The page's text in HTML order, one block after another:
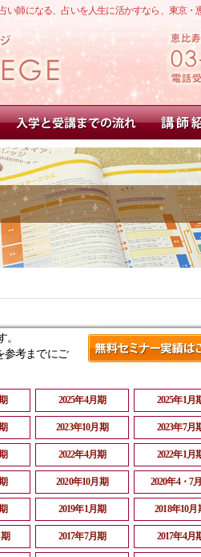
い師になる、占いを人生に活かすなら、東京
参考までにご
2025年4月期 2025年1月
2023年10月期 2023年7月
2022年4月期 2022年1月
2020年10月期 2020年4・7
2019年1月期 2018年10月
2017年7月期 2017年4月